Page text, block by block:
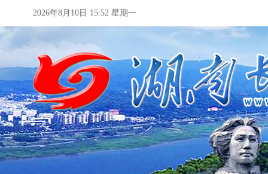
2026年8月10日 15:52 星期一